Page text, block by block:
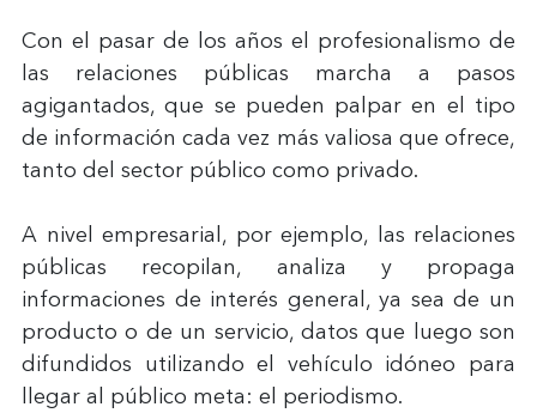
Con el pasar de los años el profesionalismo de
las relaciones públicas marcha a pasos
agigantados, que se pueden palpar en el tipo
de información cada vez más valiosa que ofrece,
tanto del sector público como privado.
A nivel empresarial, por ejemplo, las relaciones
públicas recopilan, analiza y propaga
informaciones de interés general, ya sea de un
producto o de un servicio, datos que luego son
difundidos utilizando el vehículo idóneo para
llegar al público meta: el periodismo.